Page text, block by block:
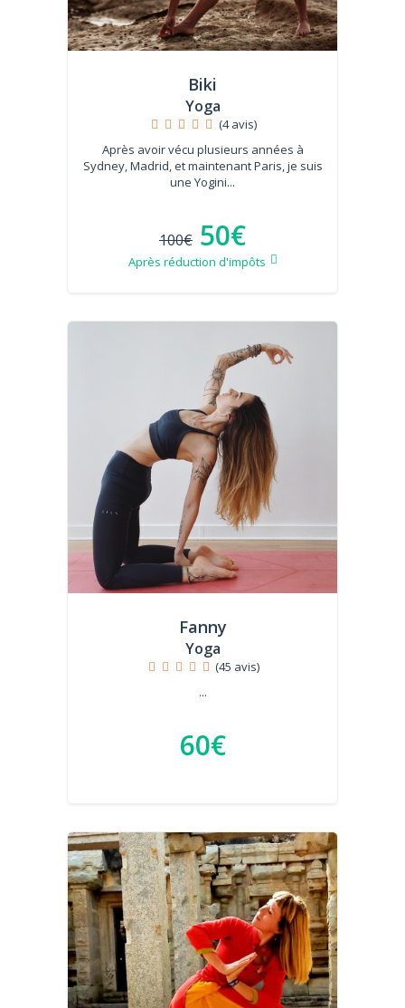
Biki
Yoga
(4 avis)
Après avoir vécu plusieurs années à
Sydney, Madrid, et maintenant Paris, je suis
une Yogini...
100€ 50€
Après réduction d'impôts
Fanny
Yoga
(45 avis)
...
60€